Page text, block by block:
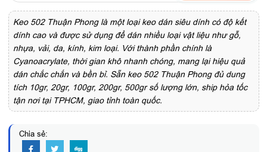
Keo 502 Thuận Phong là một loại keo dán siêu dính có độ kết
dính cao và được sử dụng để dán nhiều loại vật liệu như gỗ,
nhựa, vải, da, kính, kim loại. Với thành phần chính là
Cyanoacrylate, thời gian khô nhanh chóng, mang lại hiệu quả
dán chắc chắn và bền bỉ. Sẵn keo 502 Thuận Phong đủ dung
tích 10gr, 20gr, 100gr, 200gr, 500gr số lượng lớn, ship hỏa tốc
tận nơi tại TPHCM, giao tỉnh toàn quốc.
Chia sẻ: